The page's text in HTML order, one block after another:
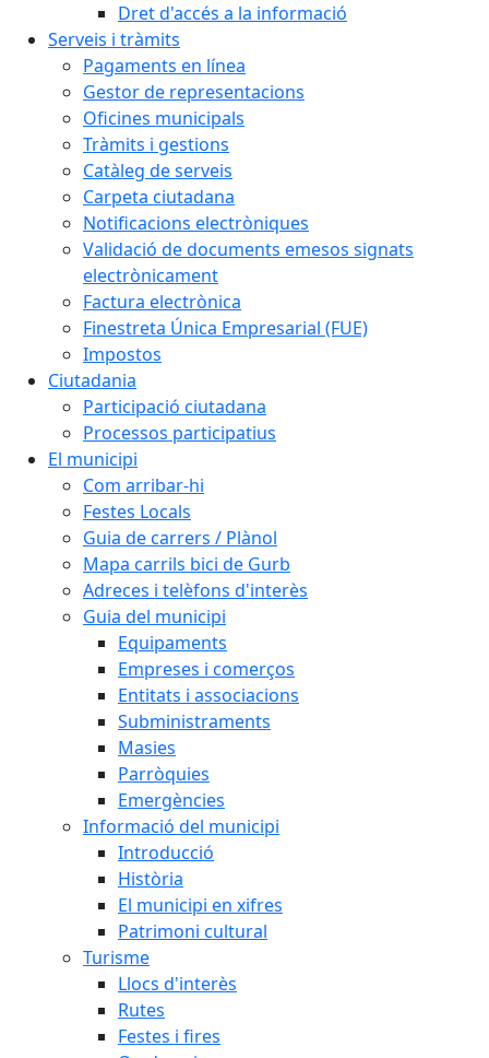
Dret d'accés a la informació
Serveis i tràmits
Pagaments en línea
Gestor de representacions
Oficines municipals
Tràmits i gestions
Catàleg de serveis
Carpeta ciutadana
Notificacions electròniques
Validació de documents emesos signats
electrònicament
Factura electrònica
Finestreta Única Empresarial (FUE)
Impostos
Ciutadania
Participació ciutadana
Processos participatius
El municipi
Com arribar-hi
Festes Locals
Guia de carrers / Plànol
Mapa carrils bici de Gurb
Adreces i telèfons d'interès
Guia del municipi
Equipaments
Empreses i comerços
Entitats i associacions
Subministraments
Masies
Parròquies
Emergències
Informació del municipi
Introducció
Història
El municipi en xifres
Patrimoni cultural
Turisme
Llocs d'interès
Rutes
Festes i fires